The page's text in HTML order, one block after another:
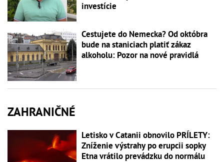
investície
Cestujete do Nemecka? Od októbra
bude na staniciach platiť zákaz
alkoholu: Pozor na nové pravidlá
ZAHRANIČNÉ
Letisko v Catanii obnovilo PRÍLETY:
Zníženie výstrahy po erupcii sopky
Etna vrátilo prevádzku do normálu